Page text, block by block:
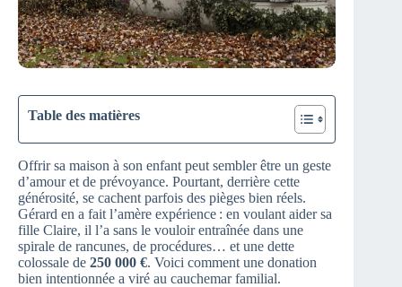
Table des matières
Offrir sa maison à son enfant peut sembler être un geste
d’amour et de prévoyance. Pourtant, derrière cette
générosité, se cachent parfois des pièges bien réels.
Gérard en a fait l’amère expérience : en voulant aider sa
fille Claire, il l’a sans le vouloir entraînée dans une
spirale de rancunes, de procédures… et une dette
colossale de 250 000 €. Voici comment une donation
bien intentionnée a viré au cauchemar familial.